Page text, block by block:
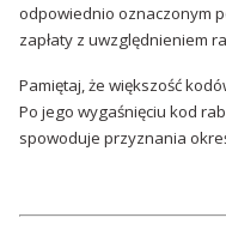
odpowiednio oznaczonym
zapłaty z uwzględnieniem
Pamiętaj, że większość
Po jego wygaśnięciu kod
spowoduje przyznania